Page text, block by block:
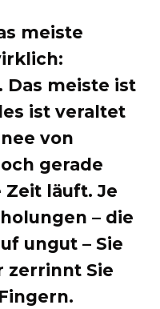
meiste
Das meiste ist
ist veraltet
von
gerade
läuft. Je
– die
ungut – Sie
zerrinnt Sie